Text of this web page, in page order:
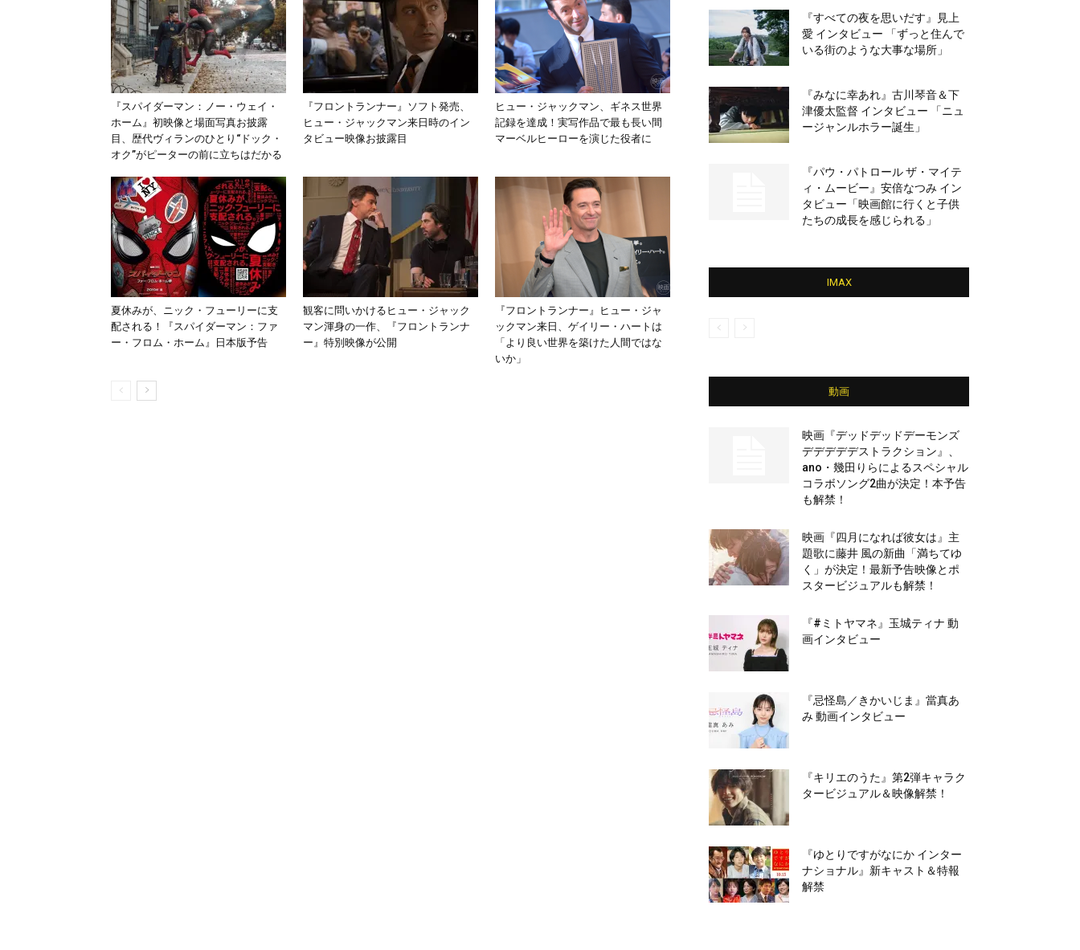
『スパイダーマン：ノー・ウェイ・
ホーム』初映像と場面写真お披露
目、歴代ヴィランのひとり“ドック・
オク”がピーターの前に立ちはだかる
『フロントランナー』ソフト発売、
ヒュー・ジャックマン来日時のイン
タビュー映像お披露目
ヒュー・ジャックマン、ギネス世界
記録を達成！実写作品で最も長い間
マーベルヒーローを演じた役者に
夏休みが、ニック・フューリーに支
配される！『スパイダーマン：ファ
ー・フロム・ホーム』日本版予告
観客に問いかけるヒュー・ジャック
マン渾身の一作、『フロントランナ
ー』特別映像が公開
『フロントランナー』ヒュー・ジャ
ックマン来日、ゲイリー・ハートは
「より良い世界を築けた人間ではな
いか」
『すべての夜を思いだす』見上
愛 インタビュー 「ずっと住んで
いる街のような大事な場所」
『みなに幸あれ』古川琴音＆下
津優太監督 インタビュー 「ニュ
ージャンルホラー誕生」
『パウ・パトロール ザ・マイテ
ィ・ムービー』安倍なつみ イン
タビュー「映画館に行くと子供
たちの成長を感じられる」
IMAX
動画
映画『デッドデッドデーモンズ
デデデデデストラクション』、
ano・幾田りらによるスペシャル
コラボソング2曲が決定！本予告
も解禁！
映画『四月になれば彼女は』主
題歌に藤井 風の新曲「満ちてゆ
く」が決定！最新予告映像とポ
スタービジュアルも解禁！
『#ミトヤマネ』玉城ティナ 動
画インタビュー
『忌怪島／きかいじま』當真あ
み 動画インタビュー
『キリエのうた』第2弾キャラク
タービジュアル＆映像解禁！
『ゆとりですがなにか インター
ナショナル』新キャスト＆特報
解禁